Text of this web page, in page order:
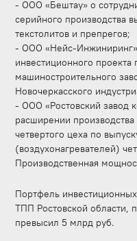
- ООО «Бештау» о
серийного производства
текстолитов и препрегов;
- ООО «Нейс-Инжиниринг»
инвестиционного проекта
машиностроительного
Новочеркасского
- ООО «Ростовский завод
расширении производства
четвертого цеха по
(воздухонагревателей)
Производственная
Портфель
ТПП Ростовской области,
превысил 5 млрд руб.